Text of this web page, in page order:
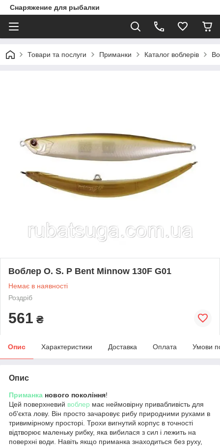
Снаряжение для рыбалки
Товари та послуги Приманки Каталог воблерів
Воблер O. S. P Bent Minnow 130F G01
Немає в наявності
Роздріб
561 ₴
Опис Характеристики Доставка Оплата Умови
Опис
Приманка нового покоління!
Цей поверхневий воблер має неймовірну привабливість для
об'єкта лову. Він просто зачаровує рибу природними рухами в
тривимірному просторі. Трохи вигнутий корпус в точності
відтворює маленьку рибку, яка вибилася з сил і лежить на
поверхні води. Навіть якщо приманка знаходиться без руху,